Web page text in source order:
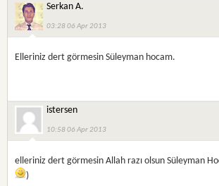
Serkan A.
03:28 06 Apr 2013
Elleriniz dert görmesin Süleyman hocam.
istersen
10:58 06 Apr 2013
elleriniz dert görmesin Allah razı olsun Süleyman
)